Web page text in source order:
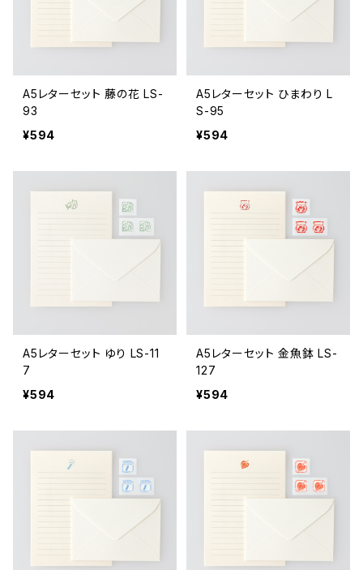
A5レターセット 藤の花 LS-
93
¥594
A5レターセット ひまわり L
S-95
¥594
A5レターセット ゆり LS-11
7
¥594
A5レターセット 金魚鉢 LS-
127
¥594